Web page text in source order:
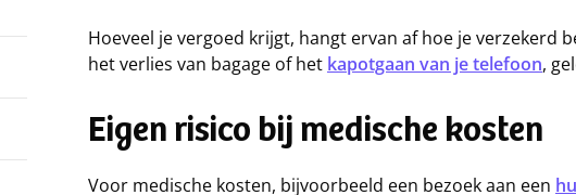
Hoeveel je vergoed krijgt, hangt ervan af hoe je verzekerd
het verlies van bagage of het kapotgaan van je telefoon,
Eigen risico bij medische kosten
Voor medische kosten, bijvoorbeeld een bezoek aan een